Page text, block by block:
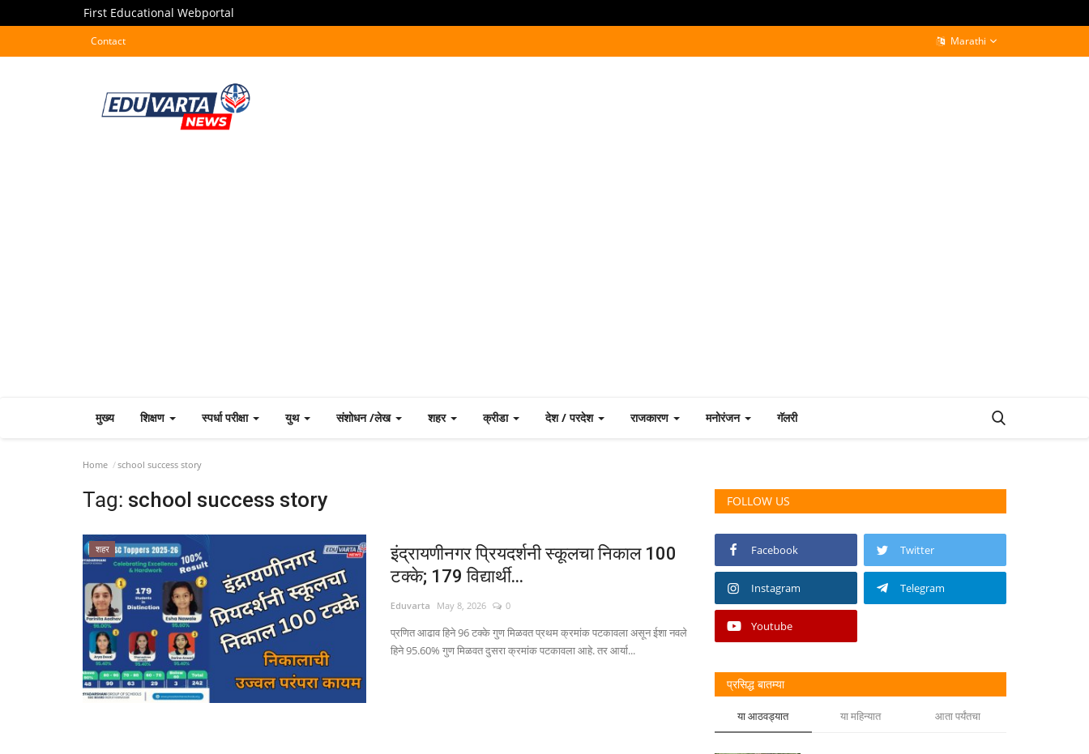
First Educational Webportal
Contact Marathi
मुख्य शिक्षण स्पर्धा परीक्षा युथ संशोधन /लेख शहर क्रीडा देश / परदेश राजकारण मनोरंजन गॅलरी
Home school success story
Tag: school success story
शहर
इंद्रायणीनगर प्रियदर्शनी स्कूलचा निकाल 100
टक्के; 179 विद्यार्थी...
Eduvarta May 8, 2026 0
प्रणित आढाव हिने 96 टक्के गुण मिळवत प्रथम क्रमांक पटकावला असून ईशा नवले
हिने 95.60% गुण मिळवत दुसरा क्रमांक पटकावला आहे. तर आर्या...
FOLLOW US
Facebook Twitter
Instagram Telegram
Youtube
प्रसिद्ध बातम्या
या आठवड्यात या महिन्यात आता पर्यंतचा